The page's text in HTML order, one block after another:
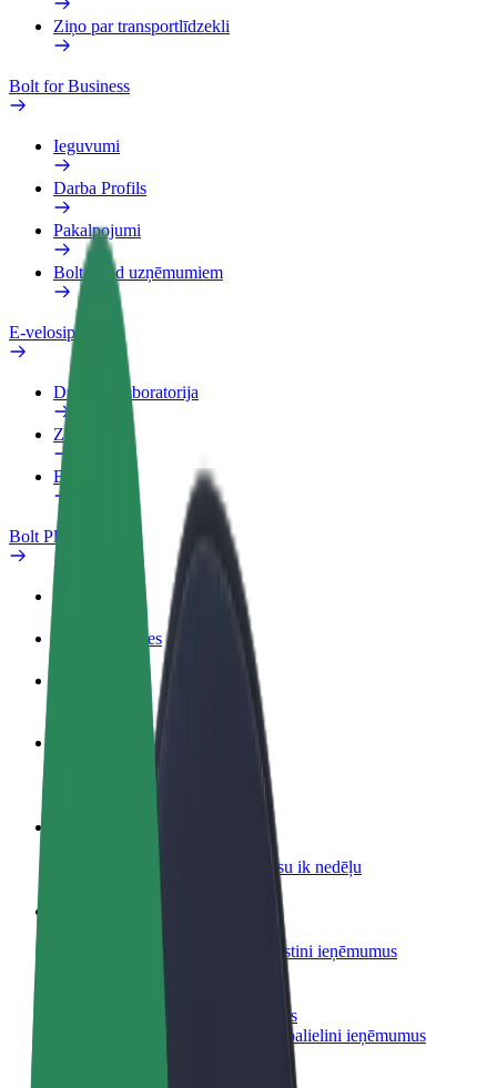
Ziņo par transportlīdzekli
Bolt for Business
Ieguvumi
Darba Profils
Pakalpojumi
Bolt Food uzņēmumiem
E-velosipēdi
Drošības laboratorija
Ziņot
BUJ
Bolt Plus
Kā pievienoties
Kļūsti par autovadītāju
Gūsti ieņēmumus, kā vēlies
Piegādā ēdienu un saņem izmaksu ik nedēļu
Sasniedz vairāk klientu un paaugstini ieņēmumus
Reģistrējies kā autoparka īpašnieks
Pievieno savu autoparku Bolt un palielini ieņēmumus